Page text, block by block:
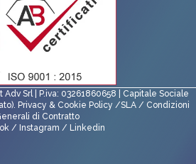
Srl | P.iva: 03261860658 | Capitale Sociale
Privacy & Cookie Policy /SLA/ Condizioni
di Contratto
/ Instagram / Linkedin